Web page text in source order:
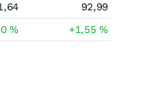
92,99
% +1,55%